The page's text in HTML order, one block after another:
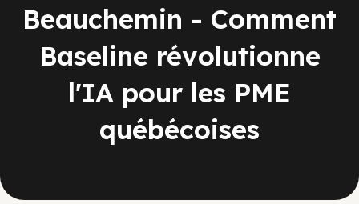
Beauchemin - Comment
Baseline révolutionne
l'IA pour les PME
québécoises